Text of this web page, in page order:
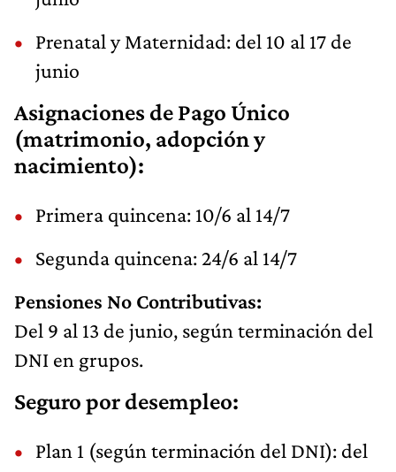
Prenatal y Maternidad: del 10 al 17 de
junio
Asignaciones de Pago Único
(matrimonio, adopción y
nacimiento):
Primera quincena: 10/6 al 14/7
Segunda quincena: 24/6 al 14/7
Pensiones No Contributivas:
Del 9 al 13 de junio, según terminación del
DNI en grupos.
Seguro por desempleo:
Plan 1 (según terminación del DNI): del